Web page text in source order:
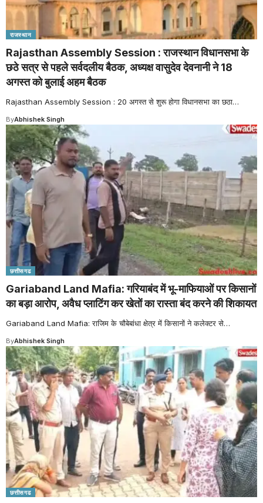
राजस्थान
Rajasthan Assembly Session : राजस्थान विधानसभा के
छठे सत्र से पहले सर्वदलीय बैठक, अध्यक्ष वासुदेव देवनानी ने 18
अगस्त को बुलाई अहम बैठक
Rajasthan Assembly Session : 20 अगस्त से शुरू होगा विधानसभा का छठा…
ByAbhishek Singh
छत्तीसगढ
Gariaband Land Mafia: गरियाबंद में भू-माफियाओं पर किसानों
का बड़ा आरोप, अवैध प्लाटिंग कर खेतों का रास्ता बंद करने की शिकायत
Gariaband Land Mafia: राजिम के चौबेबांधा क्षेत्र में किसानों ने कलेक्टर से…
ByAbhishek Singh
छत्तीसगढ